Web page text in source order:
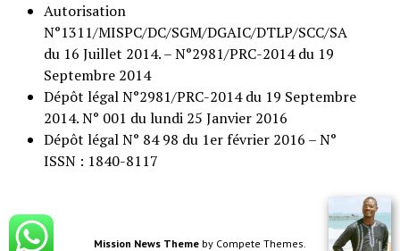
Autorisation
N°1311/MISPC/DC/SGM/DGAIC/DTLP/SCC/SA
du 16 Juillet 2014. – N°2981/PRC-2014 du 19
Septembre 2014
Dépôt légal N°2981/PRC-2014 du 19 Septembre
2014. N° 001 du lundi 25 Janvier 2016
Dépôt légal N° 84 98 du 1er février 2016 – N°
ISSN : 1840-8117
Mission News Theme by Compete Themes.